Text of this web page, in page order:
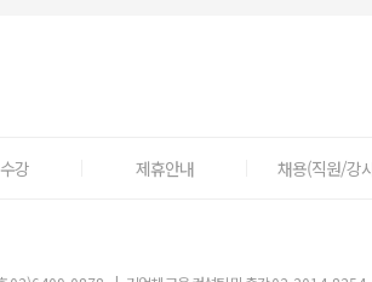
강 제휴안내 채용(직원/강